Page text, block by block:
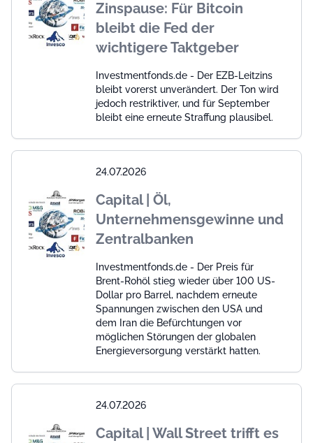
Zinspause: Für Bitcoin
bleibt die Fed der
wichtigere Taktgeber
Investmentfonds.de - Der EZB-Leitzins
bleibt vorerst unverändert. Der Ton wird
jedoch restriktiver, und für September
bleibt eine erneute Straffung plausibel.
24.07.2026
Capital | Öl,
Unternehmensgewinne und
Zentralbanken
Investmentfonds.de - Der Preis für
Brent-Rohöl stieg wieder über 100 US-
Dollar pro Barrel, nachdem erneute
Spannungen zwischen den USA und
dem Iran die Befürchtungen vor
möglichen Störungen der globalen
Energieversorgung verstärkt hatten.
24.07.2026
Capital | Wall Street trifft es